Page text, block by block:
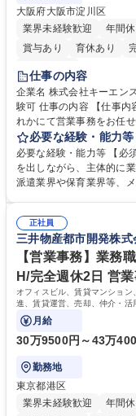
大阪府大阪市淀川区
業界未経験歓迎
年間
賞与あり
育休あり
土日祝休み
仕事の内容
企業名 株式会社キーエンス 求人名 【大阪・京都・滋賀】営業事務 ※
験可 仕事の内容 【仕事内容】大阪営業所、京都営業所、滋賀営業所いず
れかにて営業事務をお任
の作成・カタログ送付・
善をお任せ。 【教育制度】ご入社後、育成担当とペアになりながらOJTに
て業務を覚えていただく
れているため、スムーズ
常に改善を目指す風土の
募集職種 【大阪・京都・
必要な経験・能力等
必要な経験・能力等 【必
を出しながら、主体的に
派遣業界や保育業界等、
により、キーエンスの付
えて、お客様や社員の状
待され。組織を支えるス
社員から頼られる存在に
務の持ち帰りも禁止されて
歴・資格 学歴：大学院 大
正社員
三井物産都市開発株式
【営業事務】業務
H/完全週休2日 営
オフィスビル、賃貸マンショ
進、賃貸運営、売却、仲介・活
ます。
月給
30万9500円～43万
勤務地
東京都港区
業界未経験歓迎
年間